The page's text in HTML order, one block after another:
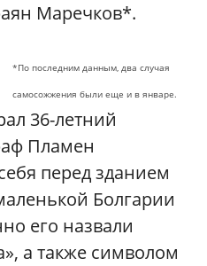
Маречков*.
*По последним данным, два случая
самосожжения были еще и в январе.
36-летний
Пламен
перед зданием
Болгарии
его назвали
а также символом